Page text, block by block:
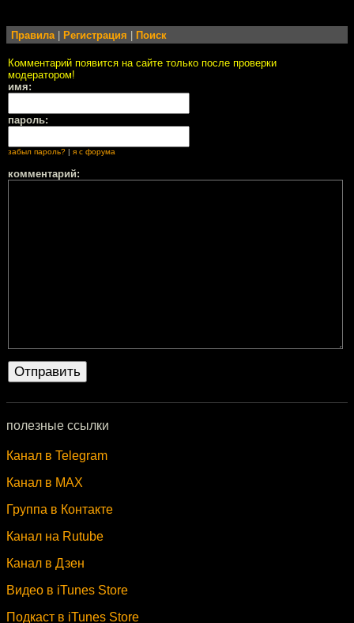
Правила| Регистрация Поиск
Комментарий появится на сайте только после проверки
модератором!
имя:
пароль:
забыл пароль? я с форума
комментарий:
полезные ссылки
Канал в Telegram
Канал в MAX
Группа в Контакте
Канал на Rutube
Канал в Дзен
Видео в iTunes Store
Подкаст в iTunes Store